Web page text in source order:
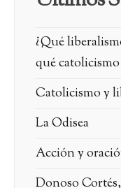
¿Qué
qué
Catolicismo y
La Odisea
Acción y
Donoso